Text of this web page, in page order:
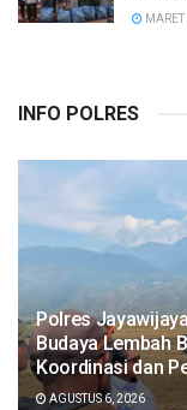
INFO POLRES
Polres
Budaya Lembah
Koordinasi dan
AGUSTUS 6, 2026